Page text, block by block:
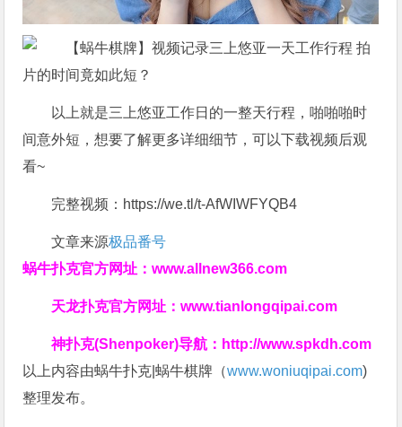
以上就是三上悠亚工作日的一整天行程，啪啪啪时
间意外短，想要了解更多详细细节，可以下载视频后观
看~
完整视频：https://we.tl/t-AfWIWFYQB4
文章来源极品番号
蜗牛扑克官方网址：www.allnew366.com
天龙扑克官方网址：www.tianlongqipai.com
神扑克(Shenpoker)导航： http://www.spkdh.com
以上内容由蜗牛扑克|蜗牛棋牌（www.woniuqipai.com)
整理发布。